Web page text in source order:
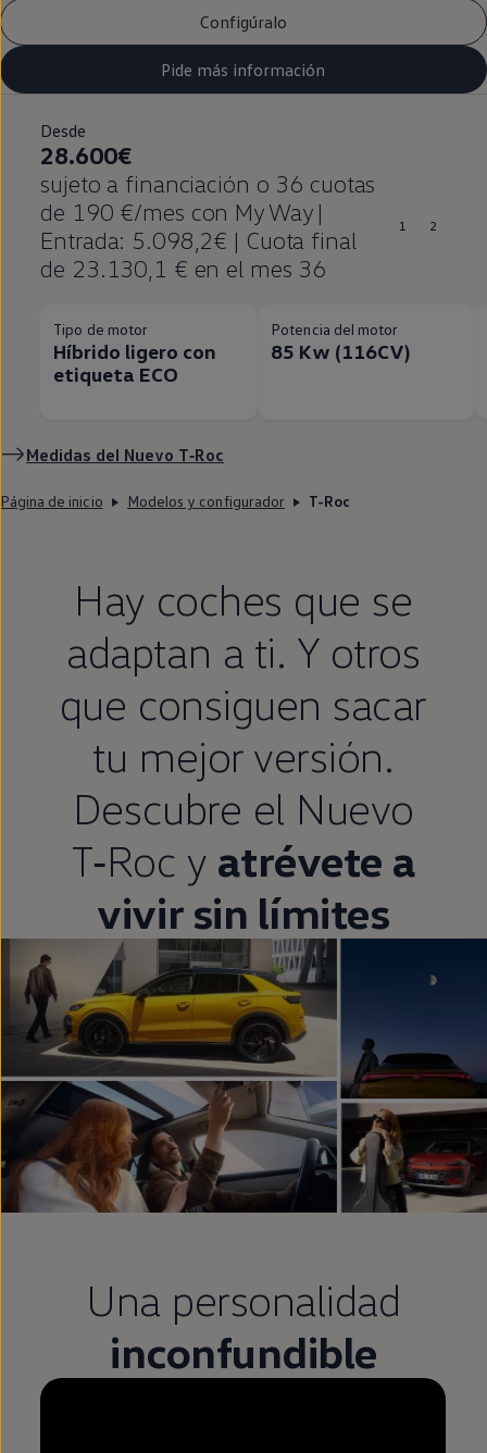
Configúralo
Pide más información
Desde
28.600€
sujeto a financiación o 36 cuotas
de 190 €/mes con My Way |
Entrada: 5.098,2€ | Cuota final
de 23.130,1 € en el mes 36
1 2
Tipo de motor
Híbrido ligero con
etiqueta ECO
Potencia del motor
85 Kw (116CV)
Medidas del Nuevo T‑Roc
Página de inicio Modelos y configurador T-Roc
Hay coches que se
adaptan a ti. Y otros
que consiguen sacar
tu mejor versión.
Descubre el Nuevo
T‑Roc y atrévete a
vivir sin límites
Una personalidad
inconfundible